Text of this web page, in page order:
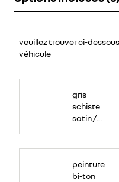
veuillez trouver ci-
véhicule
gris
schiste
satin /
peinture
bi-ton